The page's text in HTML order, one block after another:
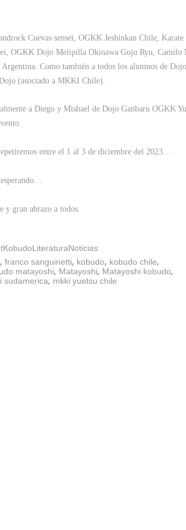
Cuevas sensei, OGKK Jeshinkan Chile,
OGKK Dojo Melipilla Okinawa Goju Ryu, Camilo
Como también a todos los alumnos de
(asociado a MKKI Chile).
a Diego y Mishael de Dojo Ganbaru OGKK
entre el 1 al 3 de diciembre del 2023…
esperando…
y gran abrazo a todos.
KobudoLiteraturaNoticias
, franco sanguinetti, kobudo, kobudo chile,
matayoshi, Matayoshi, Matayoshi kobudo,
sudamerica, mkki yuetsu chile